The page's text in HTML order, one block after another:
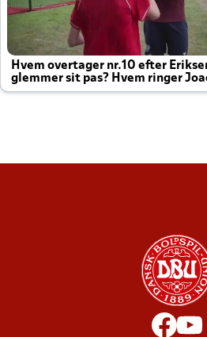
Hvem overtager nr.10 efter
glemmer sit pas? Hvem ringer
altid til efter kampe?